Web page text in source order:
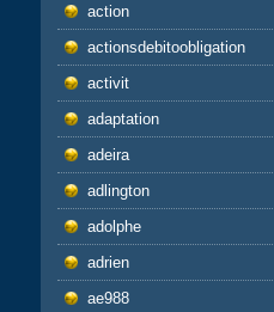
action
actionsdebitoobligation
activit
adaptation
adeira
adlington
adolphe
adrien
ae988